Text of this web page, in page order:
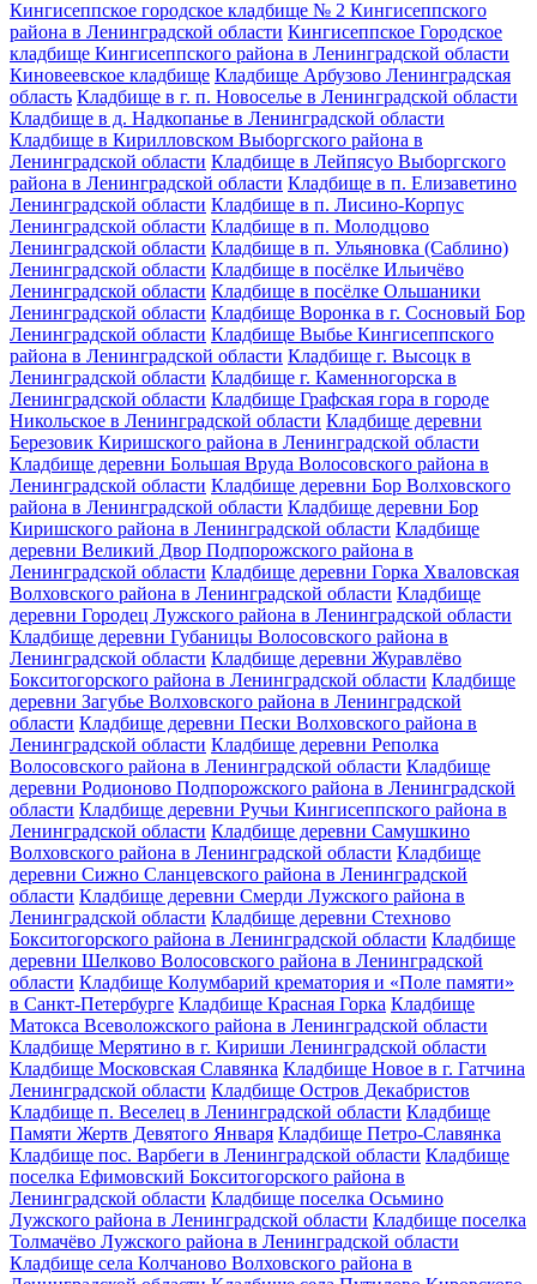
Кингисеппское городское кладбище № 2 Кингисеппского
района в Ленинградской области Кингисеппское Городское
кладбище Кингисеппского района в Ленинградской области
Киновеевское кладбище Кладбище Арбузово Ленинградская
область Кладбище в г. п. Новоселье в Ленинградской области
Кладбище в д. Надкопанье в Ленинградской области
Кладбище в Кирилловском Выборгского района в
Ленинградской области Кладбище в Лейпясуо Выборгского
района в Ленинградской области Кладбище в п. Елизаветино
Ленинградской области Кладбище в п. Лисино-Корпус
Ленинградской области Кладбище в п. Молодцово
Ленинградской области Кладбище в п. Ульяновка (Саблино)
Ленинградской области Кладбище в посёлке Ильичёво
Ленинградской области Кладбище в посёлке Ольшаники
Ленинградской области Кладбище Воронка в г. Сосновый Бор
Ленинградской области Кладбище Выбье Кингисеппского
района в Ленинградской области Кладбище г. Высоцк в
Ленинградской области Кладбище г. Каменногорска в
Ленинградской области Кладбище Графская гора в городе
Никольское в Ленинградской области Кладбище деревни
Березовик Киришского района в Ленинградской области
Кладбище деревни Большая Вруда Волосовского района в
Ленинградской области Кладбище деревни Бор Волховского
района в Ленинградской области Кладбище деревни Бор
Киришского района в Ленинградской области Кладбище
деревни Великий Двор Подпорожского района в
Ленинградской области Кладбище деревни Горка Хваловская
Волховского района в Ленинградской области Кладбище
деревни Городец Лужского района в Ленинградской области
Кладбище деревни Губаницы Волосовского района в
Ленинградской области Кладбище деревни Журавлёво
Бокситогорского района в Ленинградской области Кладбище
деревни Загубье Волховского района в Ленинградской
области Кладбище деревни Пески Волховского района в
Ленинградской области Кладбище деревни Реполка
Волосовского района в Ленинградской области Кладбище
деревни Родионово Подпорожского района в Ленинградской
области Кладбище деревни Ручьи Кингисеппского района в
Ленинградской области Кладбище деревни Самушкино
Волховского района в Ленинградской области Кладбище
деревни Сижно Сланцевского района в Ленинградской
области Кладбище деревни Смерди Лужского района в
Ленинградской области Кладбище деревни Стехново
Бокситогорского района в Ленинградской области Кладбище
деревни Шелково Волосовского района в Ленинградской
области Кладбище Колумбарий крематория и «Поле памяти»
в Санкт-Петербурге Кладбище Красная Горка Кладбище
Матокса Всеволожского района в Ленинградской области
Кладбище Мерятино в г. Кириши Ленинградской области
Кладбище Московская Славянка Кладбище Новое в г. Гатчина
Ленинградской области Кладбище Остров Декабристов
Кладбище п. Веселец в Ленинградской области Кладбище
Памяти Жертв Девятого Января Кладбище Петро-Славянка
Кладбище пос. Варбеги в Ленинградской области Кладбище
поселка Ефимовский Бокситогорского района в
Ленинградской области Кладбище поселка Осьмино
Лужского района в Ленинградской области Кладбище поселка
Толмачёво Лужского района в Ленинградской области
Кладбище села Колчаново Волховского района в